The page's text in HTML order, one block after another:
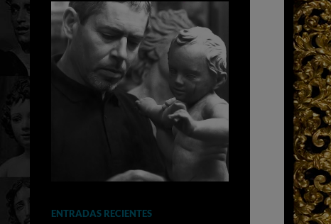
ENTRADAS RECIENTES